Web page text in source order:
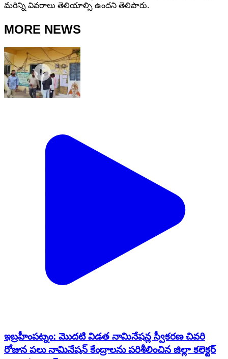
మరిన్ని వివరాలు తెలియాల్సి ఉందని తెలిపారు.
MORE NEWS
ఇబ్రహీంపట్నం: మొదటి విడత నామినేషన్ల స్వీకరణ చివరి
రోజున పలు నామినేషన్ కేంద్రాలను పరిశీలించిన జిల్లా కలెక్టర్